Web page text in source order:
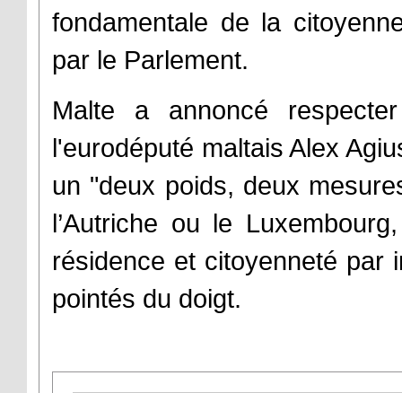
fondamentale de la
par le Parlement.
Malte a annoncé
l'eurodéputé maltais Alex
un "deux poids, deux
l’Autriche ou le
résidence et citoyenneté par
pointés du doigt.